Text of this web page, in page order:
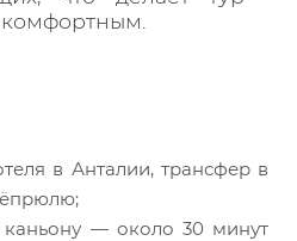
в Анталии, трансфер в
— около 30 минут